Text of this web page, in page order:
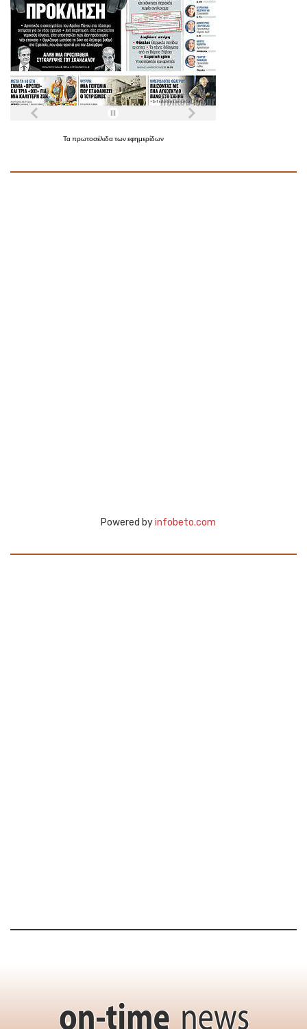
Ταπρωτοσέλιδατωνεφημερίδων
Powered byinfobeto.com